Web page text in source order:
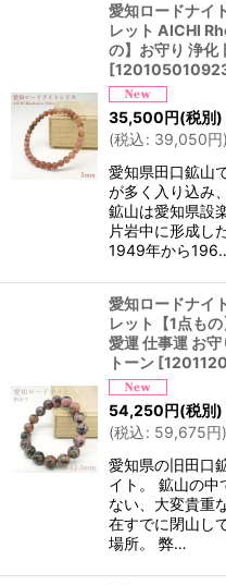
愛知ロードナイ
レット AICHI
の】お守り 浄化
[
35,500円(税別)
(税込: 39,050円)
愛知県田口鉱山
が多く入り込み
鉱山は愛知県設
片岩中に形成し
1949年から
愛知ロードナイ
レット【1点も
愛運 仕事運 お
トーン [
54,250円(税別)
(税込: 59,675円)
愛知県の旧田口
イト。 鉱山の中
ない、大変貴重
在すでに閉山し
場所。 弊…